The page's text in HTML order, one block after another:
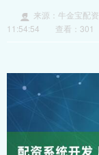
来源：牛金宝配资
11:54:54
查看：301